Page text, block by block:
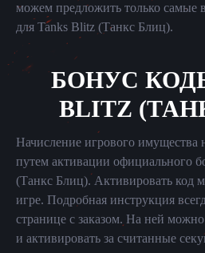
можем предложить только самые
для Tanks Blitz (Танкс Блиц).
БОНУС
BLITZ
Начисление игрового имущества
путем активации официального
(Танкс Блиц). Активировать код
игре. Подробная инструкция
странице с заказом. На ней
и активировать за считанные